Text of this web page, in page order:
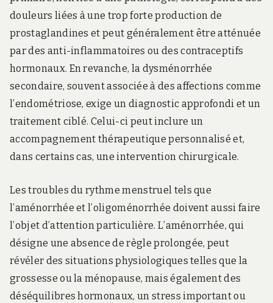
douleurs liées à une trop forte production de
prostaglandines et peut généralement être atténuée
par des anti-inflammatoires ou des contraceptifs
hormonaux. En revanche, la dysménorrhée
secondaire, souvent associée à des affections comme
l’endométriose, exige un diagnostic approfondi et un
traitement ciblé. Celui-ci peut inclure un
accompagnement thérapeutique personnalisé et,
dans certains cas, une intervention chirurgicale.
Les troubles du rythme menstruel tels que
l’aménorrhée et l’oligoménorrhée doivent aussi faire
l’objet d’attention particulière. L’aménorrhée, qui
désigne une absence de règle prolongée, peut
révéler des situations physiologiques telles que la
grossesse ou la ménopause, mais également des
déséquilibres hormonaux, un stress important ou